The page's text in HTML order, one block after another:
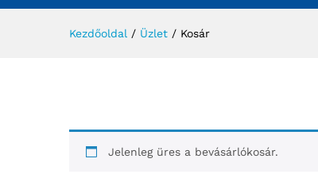
Kezdőoldal / Üzlet / Kosár
Jelenleg üres a bevásárlókosár.